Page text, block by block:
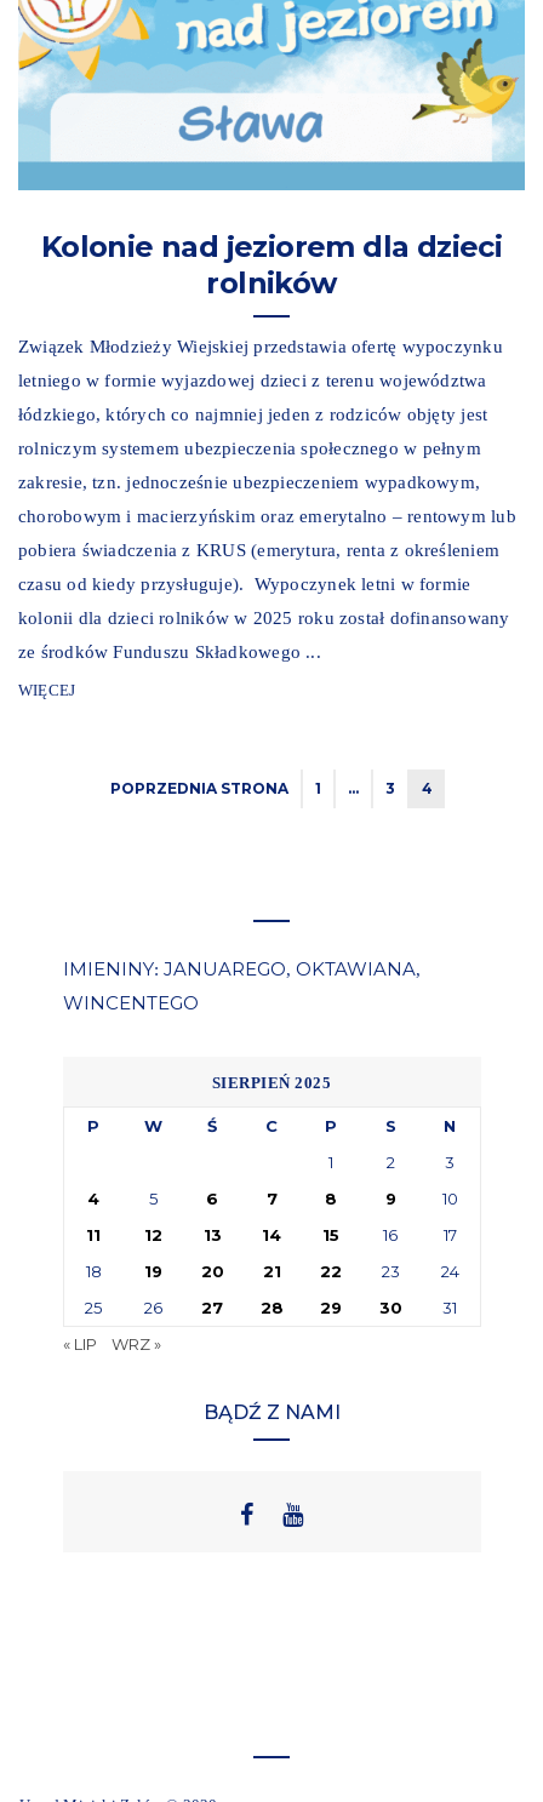
Kolonie nad jeziorem dla dzieci
rolników
Związek Młodzieży Wiejskiej przedstawia ofertę wypoczynku
letniego w formie wyjazdowej dzieci z terenu województwa
łódzkiego, których co najmniej jeden z rodziców objęty jest
rolniczym systemem ubezpieczenia społecznego w pełnym
zakresie, tzn. jednocześnie ubezpieczeniem wypadkowym,
chorobowym i macierzyńskim oraz emerytalno – rentowym lub
pobiera świadczenia z KRUS (emerytura, renta z określeniem
czasu od kiedy przysługuje). Wypoczynek letni w formie
kolonii dla dzieci rolników w 2025 roku został dofinansowany
ze środków Funduszu Składkowego ...
WIĘCEJ
POPRZEDNIA STRONA 1 … 3 4
IMIENINY: JANUAREGO, OKTAWIANA,
WINCENTEGO
SIERPIEŃ 2025
P W Ś C P S
N
1
2
3
4
5 6 7 8 9
10
11
12 13 14 15 16
17
18
19 20 21 22 23
24
25
26 27 28 29 30
31
« LIP
WRZ »
BĄDŹ Z NAMI